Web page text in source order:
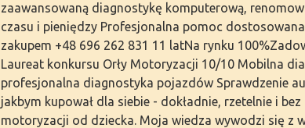
zaawansowaną diagnostykę komputerową,
czasu i pieniędzy Profesjonalna pomoc
zakupem +48 696 262 831 11 latNa rynku
Laureat konkursu Orły Motoryzacji 10/10 Mobilna
profesjonalna diagnostyka pojazdów Sprawdzenie
jakbym kupował dla siebie - dokładnie, rzetelnie i
motoryzacji od dziecka. Moja wiedza wywodzi się z